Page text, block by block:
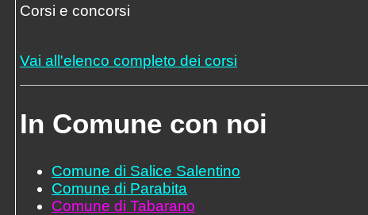
Corsi e concorsi
Vai all'elenco completo dei corsi
In Comune con noi
Comune di Salice Salentino
Comune di Parabita
Comune di Tabarano